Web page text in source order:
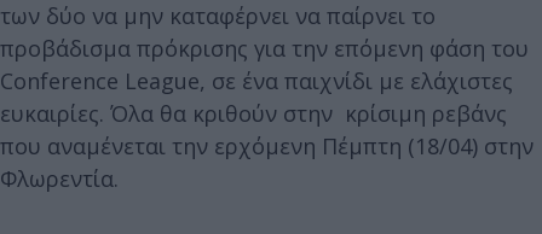
των δύο να μην καταφέρνει να παίρνει το
προβάδισμα πρόκρισης για την επόμενη φάση του
Conference League, σε ένα παιχνίδι με ελάχιστες
ευκαιρίες. Όλα θα κριθούν στην κρίσιμη ρεβάνς
που αναμένεται την ερχόμενη Πέμπτη (18/04) στην
Φλωρεντία.